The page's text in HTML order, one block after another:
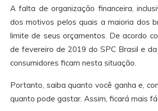
A falta de organização financeira,
dos motivos pelos quais a maioria dos
limite de seus orçamentos. De acordo
de fevereiro de 2019 do SPC Brasil e
consumidores ficam nesta situação.
Portanto, saiba quanto você ganha e,
quanto pode gastar. Assim, ficará mais